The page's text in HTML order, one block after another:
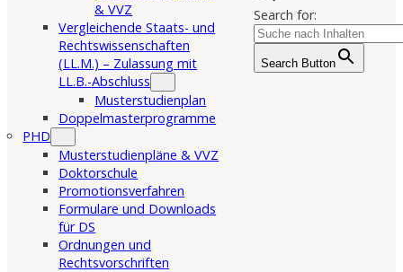
& VVZ
Vergleichende Staats- und
Rechtswissenschaften
(LL.M.) – Zulassung mit
LL.B.-Abschluss
Musterstudienplan
Doppelmasterprogramme
PHD
Musterstudienpläne & VVZ
Doktorschule
Promotionsverfahren
Formulare und Downloads
für DS
Ordnungen und
Rechtsvorschriften
Search for:
Search Button